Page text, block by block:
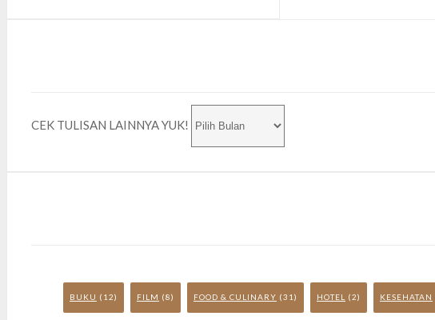
CEK TULISAN LAINNYA YUK!
BUKU (12) FILM (8) FOOD & CULINARY (31) HOTEL (2) KESEHATAN